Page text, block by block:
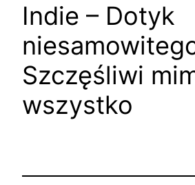
Indie – Dotyk
Szczęśliwi
wszystko